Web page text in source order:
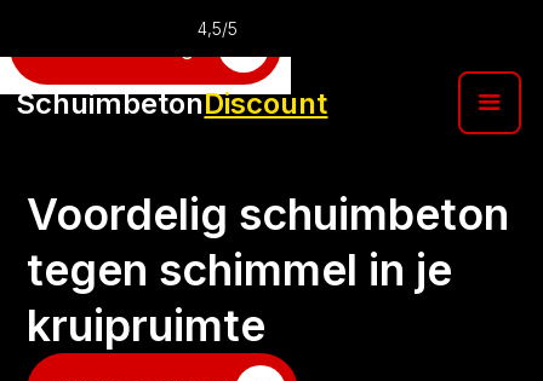
4,5/5
SchuimbetonDiscount
Voordelig schuimbeton
tegen schimmel in je
kruipruimte